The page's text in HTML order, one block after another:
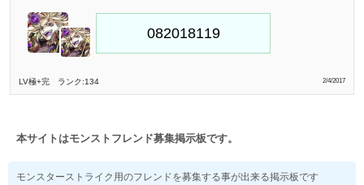
LV極+完 ランク:134 2/4/2017
本サイトはモンストフレンド募集掲示板です。
モンスターストライク用のフレンドを募集する事が出来る掲示板です